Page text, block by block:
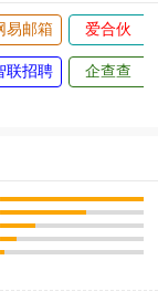
截图宝 企业
百度